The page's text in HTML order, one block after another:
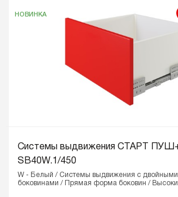
НОВИНКА
Системы выдвижения СТАРТ
SB40W.1/450
W - Белый / Системы выдвижения с
боковинами / Прямая форма боковин /